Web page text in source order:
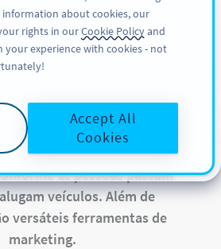
CADASTRE-SE
caminhões ou veículos de
sempre visíveis para
as pessoas passam
veículos. Além de
versáteis ferramentas de
marketing.
information about cookies, our
rights in ourCookie Policyand
your experience with cookies - not
Accept All
Cookies